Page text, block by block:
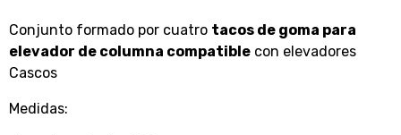
Conjunto formado por cuatro tacos de goma para
elevador de columna compatible con elevadores
Cascos
Medidas: